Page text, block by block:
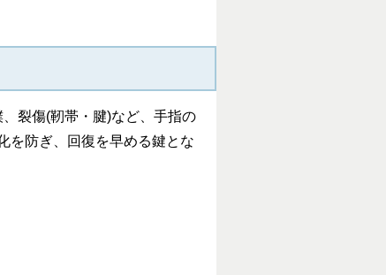
裂傷(靭帯・腱)など、手指の
を防ぎ、回復を早める鍵とな